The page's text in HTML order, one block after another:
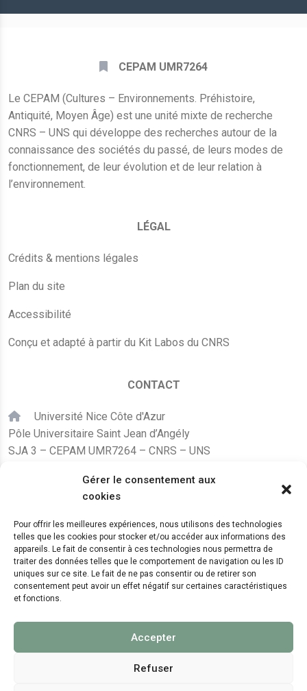
Gérer le consentement aux
cookies
Pour offrir les meilleures expériences, nous utilisons des technologies
telles que les cookies pour stocker et/ou accéder aux informations des
appareils. Le fait de consentir à ces technologies nous permettra de
traiter des données telles que le comportement de navigation ou les ID
uniques sur ce site. Le fait de ne pas consentir ou de retirer son
consentement peut avoir un effet négatif sur certaines caractéristiques
et fonctions.
Accepter
Refuser
CEPAM UMR7264
Le CEPAM (Cultures – Environnements. Préhistoire,
Antiquité, Moyen Âge) est une unité mixte de recherche
CNRS – UNS qui développe des recherches autour de la
connaissance des sociétés du passé, de leurs modes de
fonctionnement, de leur évolution et de leur relation à
l’environnement.
LÉGAL
Crédits & mentions légales
Plan du site
Accessibilité
Conçu et adapté à partir du Kit Labos du CNRS
CONTACT
Université Nice Côte d'Azur
Pôle Universitaire Saint Jean d’Angély
SJA 3 – CEPAM UMR7264 – CNRS – UNS
+33 (0)4 89 15 24 08
LE CEPAM EST HÉBERGÉ PAR